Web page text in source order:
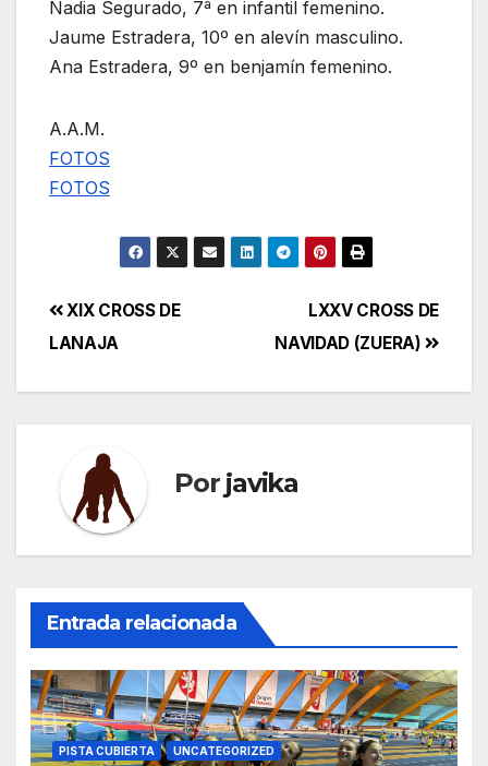
Nadia Segurado, 7ª en infantil femenino.
Jaume Estradera, 10º en alevín masculino.
Ana Estradera, 9º en benjamín femenino.
A.A.M.
FOTOS
FOTOS
Navegación
de
entradas
LXXV CROSS DE
NAVIDAD (ZUERA)
XIX CROSS DE
LANAJA
Por javika
Entrada relacionada
PISTA CUBIERTA UNCATEGORIZED